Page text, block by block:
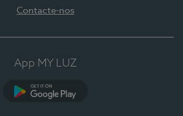
Contacte-nos
App MY LUZ